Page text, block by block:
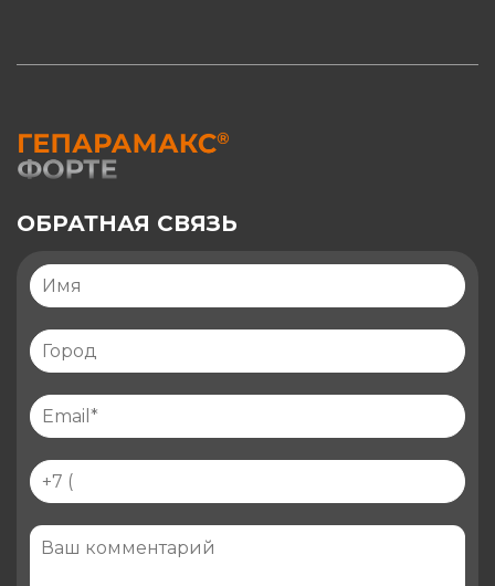
ОБРАТНАЯ СВЯЗЬ